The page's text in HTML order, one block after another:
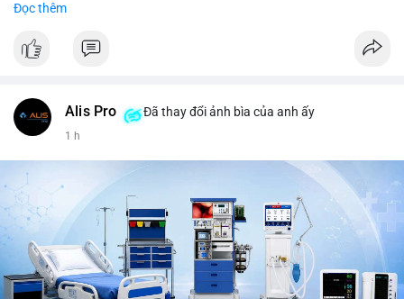
tiêu, vũ khí hạt nhân, đội tuyển Brasil, cúp U20 Châu Á.
UFC 310, Premier League, Champions League, NCAA Football,
MrBeast, Google. Binance Square: nhiều post về lệnh long, lợi
nhuận, $HFT/$SKYAI, $RIVER, $WLD, $ALLO, Top trader 30
💬 DÒNG CHẢY TIN TỨC & TRUYỀN THÔNG: Telegram
CoinTelegraph: Saylor nói Bitcoin không cần rõ ràng, Mỹ cần
rõ ràng; CEX futures volume giảm xuống $4 tỷ trong tháng 7,
thấp nhất từ tháng 12/2023; Prophet Market ra mắt thị trường
dự đoán human vs AI; Trump nói crypto làเรื่อง lớn, người dùng
Đọc thêm
Alis Pro Đã thay đổi ảnh bìa của anh ấy
1 h